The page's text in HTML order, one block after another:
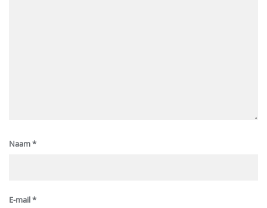
Naam*
E-mail*